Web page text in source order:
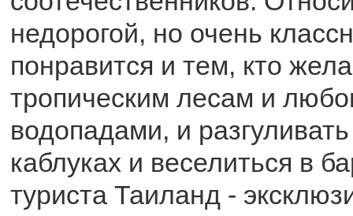
недорогой, но очень
понравится и тем, кто
тропическим лесам и
водопадами, и
каблуках и веселиться в
туриста Таиланд -